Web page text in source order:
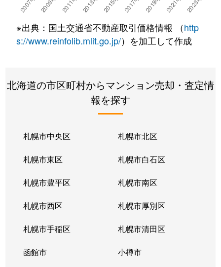
湯川町 780万円 湯の川温泉
徒歩4
湯浜町
450万円 函館アリーナ前
徒歩15
若松町
630万円 函館駅前 徒歩6
※出典：国土交通省不動産取引価格情報 （http
s://www.reinfolib.mlit.go.jp/）を加工して作成
北海道の市区町村からマンション売却・査定情
報を探す
札幌市中央区 札幌市北区
札幌市東区 札幌市白石区
札幌市豊平区 札幌市南区
札幌市西区 札幌市厚別区
札幌市手稲区 札幌市清田区
函館市 小樽市